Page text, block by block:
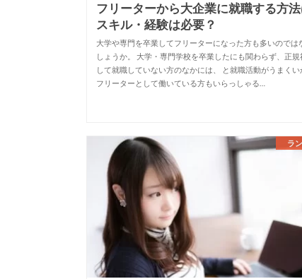
フリーターから大企業に就職する方法
スキル・経験は必要？
大学や専門を卒業してフリーターになった方も多いのでは
しょうか。 大学・専門学校を卒業したにも関わらず、正規
して就職していない方のなかには、 と就職活動がうまくい
フリーターとして働いている方もいらっしゃる…
ラ